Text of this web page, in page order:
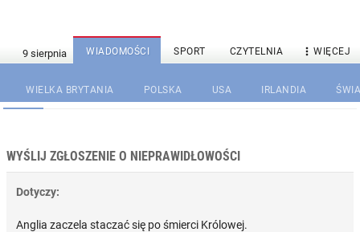
WIADOMOŚCI SPORT CZYTELNIA  WIĘCEJ
WIELKA BRYTANIA POLSKA USA IRLANDIA
WYŚLIJ ZGŁOSZENIE O NIEPRAWIDŁOWOŚCI
Dotyczy:
Anglia zaczela staczać się po śmierci Królowej.